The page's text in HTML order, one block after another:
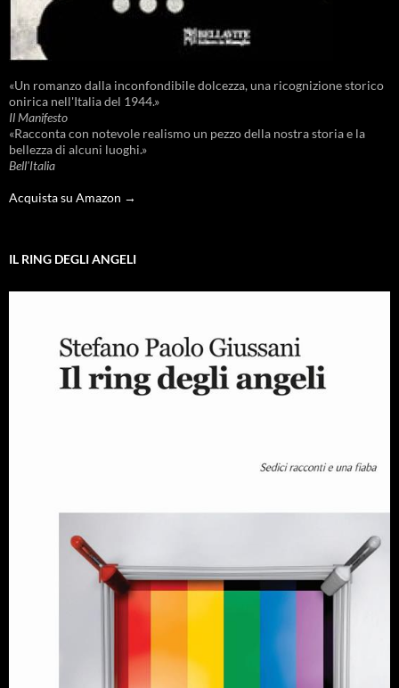
«Un romanzo dalla inconfondibile dolcezza, una ricognizione storico
onirica nell'Italia del 1944.»
Il Manifesto
«Racconta con notevole realismo un pezzo della nostra storia e la
bellezza di alcuni luoghi.»
Bell'Italia
Acquista su Amazon →
IL RING DEGLI ANGELI